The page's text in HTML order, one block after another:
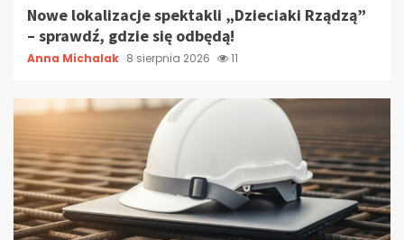
Nowe lokalizacje spektakli „Dzieciaki Rządzą”
– sprawdź, gdzie się odbędą!
Anna Michalak 8 sierpnia 2026 11